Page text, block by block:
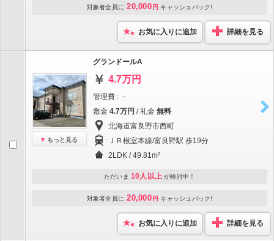
対象者全員に 20,000 円 キャッシュバック!
お気に入りに追加 詳細を見る
もっと見る
グランドールA
4.7万円
管理費 : －
敷金 4.7万円 / 礼金 無料
北海道富良野市西町
ＪＲ根室本線/富良野駅 歩19分
2LDK / 49.81m²
ただいま 10人以上 が検討中！
対象者全員に 20,000 円 キャッシュバック!
お気に入りに追加 詳細を見る